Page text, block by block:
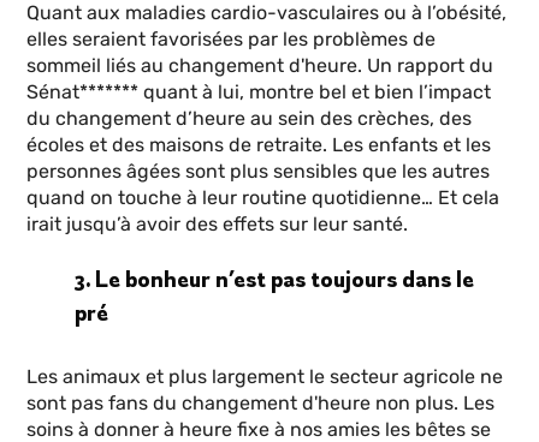
Quant aux maladies cardio-vasculaires ou à l’obésité,
elles seraient favorisées par les problèmes de
sommeil liés au changement d'heure. Un rapport du
Sénat******* quant à lui, montre bel et bien l’impact
du changement d’heure au sein des crèches, des
écoles et des maisons de retraite. Les enfants et les
personnes âgées sont plus sensibles que les autres
quand on touche à leur routine quotidienne… Et cela
irait jusqu’à avoir des effets sur leur santé.
3. Le bonheur n’est pas toujours dans le
pré
Les animaux et plus largement le secteur agricole ne
sont pas fans du changement d'heure non plus. Les
soins à donner à heure fixe à nos amies les bêtes se